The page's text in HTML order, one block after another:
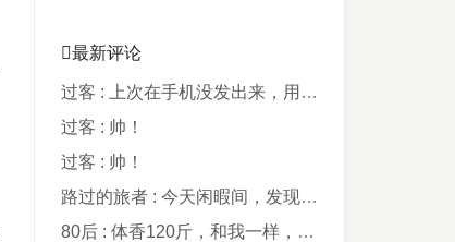
最新评论
过客 : 上次在手机没发出来，用电脑才发现要...
过客 : 帅！
过客 : 帅！
路过的旅者 : 今天闲暇间，发现藏在阿鲁西名字里的...
80后 : 体香120斤，和我一样，40年了，...